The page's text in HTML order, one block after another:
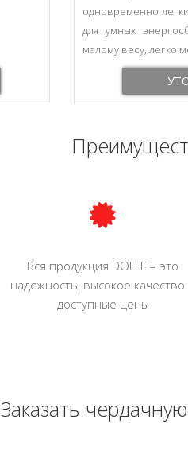
одновременно
для умных
малому весу, легко
Вся продукция DOLLE – это
надежность, высокое качество
доступные цены
Заказать